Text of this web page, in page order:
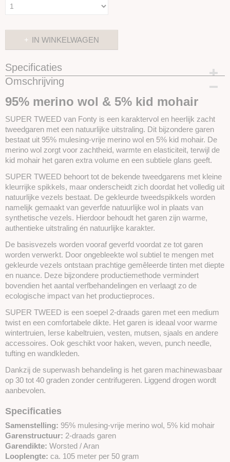
IN WINKELWAGEN
Specificaties
Productcode
Omschrijving
95% merino wol & 5% kid mohair
SUPER TWEED van Fonty is een karaktervol en heerlijk zacht
tweedgaren met een natuurlijke uitstraling. Dit bijzondere garen
bestaat uit 95% mulesing-vrije merino wol en 5% kid mohair. De
merino wol zorgt voor zachtheid, warmte en elasticiteit, terwijl de
kid mohair het garen extra volume en een subtiele glans geeft.
SUPER TWEED behoort tot de bekende tweedgarens met kleine
kleurrijke spikkels, maar onderscheidt zich doordat het volledig uit
natuurlijke vezels bestaat. De gekleurde tweedspikkels worden
namelijk gemaakt van geverfde natuurlijke wol in plaats van
synthetische vezels. Hierdoor behoudt het garen zijn warme,
authentieke uitstraling én natuurlijke karakter.
De basisvezels worden vooraf geverfd voordat ze tot garen
worden verwerkt. Door ongebleekte wol subtiel te mengen met
gekleurde vezels ontstaan prachtige gemêleerde tinten met diepte
en nuance. Deze bijzondere productiemethode vermindert
bovendien het aantal verfbehandelingen en verlaagt zo de
ecologische impact van het productieproces.
SUPER TWEED is een soepel 2-draads garen met een medium
twist en een comfortabele dikte. Het garen is ideaal voor warme
wintertruien, Ierse kabeltruien, vesten, mutsen, sjaals en andere
accessoires. Ook geschikt voor haken, weven, punch needle,
tufting en wandkleden.
Dankzij de superwash behandeling is het garen machinewasbaar
op 30 tot 40 graden zonder centrifugeren. Liggend drogen wordt
aanbevolen.
Specificaties
Samenstelling: 95% mulesing-vrije merino wol, 5% kid mohair
Garenstructuur: 2-draads garen
Garendikte: Worsted / Aran
Looplengte: ca. 105 meter per 50 gram